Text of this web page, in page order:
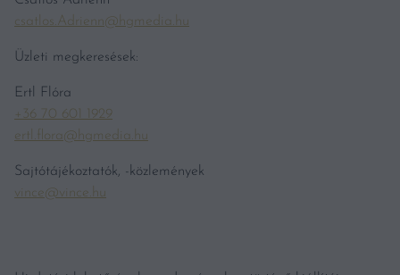
csatlos.Adrienn@hgmedia.hu
Üzleti megkeresések:
Ertl Flóra
+36 70 601 1929
ertl.flora@hgmedia.hu
Sajtótájékoztatók, -közlemények
vince@vince.hu